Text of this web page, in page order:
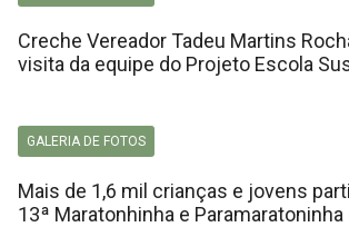
Creche Vereador Tadeu Martins
visita da equipe do Projeto Escola
GALERIA DE FOTOS
Mais de 1,6 mil crianças e jovens
13ª Maratonhinha e